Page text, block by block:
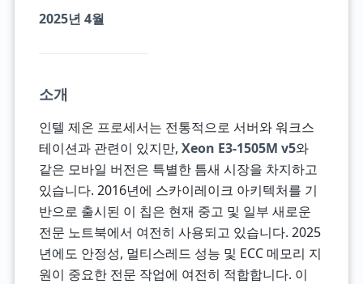
2025년 4월
소개
인텔 제온 프로세서는 전통적으로 서버와 워크스
테이션과 관련이 있지만, Xeon E3-1505M v5와
같은 모바일 버전은 특별한 틈새 시장을 차지하고
있습니다. 2016년에 스카이레이크 아키텍처를 기
반으로 출시된 이 칩은 현재 중고 및 일부 새로운
전문 노트북에서 여전히 사용되고 있습니다. 2025
년에도 안정성, 멀티스레드 성능 및 ECC 메모리 지
원이 중요한 전문 작업에 여전히 적합합니다. 이